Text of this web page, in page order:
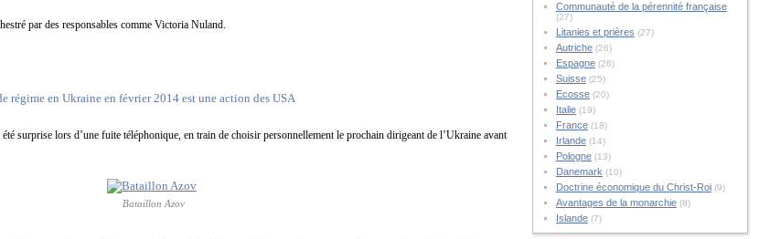
par des responsables comme Victoria Nuland.
régime en Ukraine en février 2014 est une action des USA
surprise lors d’une fuite téléphonique, en train de choisir personnellement le prochain dirigeant de l’Ukraine avant
Bataillon Azov
Communauté de la pérennité française
(27)
Litanies et prières (27)
Autriche(26)
Espagne(26)
Suisse(25)
Ecosse(20)
Italie(19)
France(18)
Irlande(14)
Pologne(13)
Danemark (10)
Doctrine économique du Christ-Roi(9)
Avantages de la monarchie(8)
Islande(7)